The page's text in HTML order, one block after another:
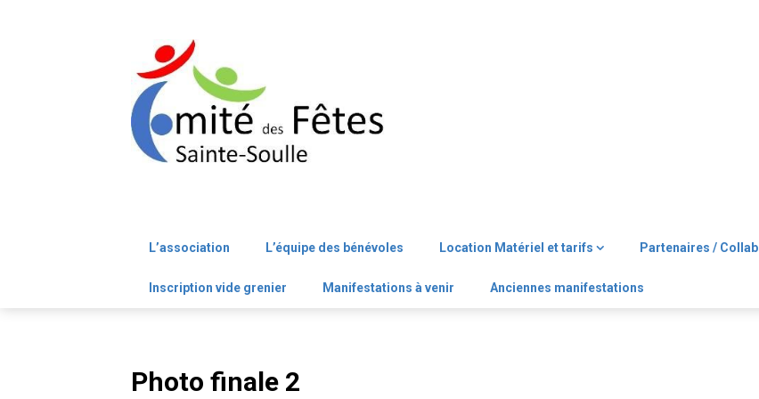
L’association L’équipe des bénévoles Location Matériel et tarifs Partenaires /
Inscription vide grenier Manifestations à venir Anciennes manifestations
Photo finale 2